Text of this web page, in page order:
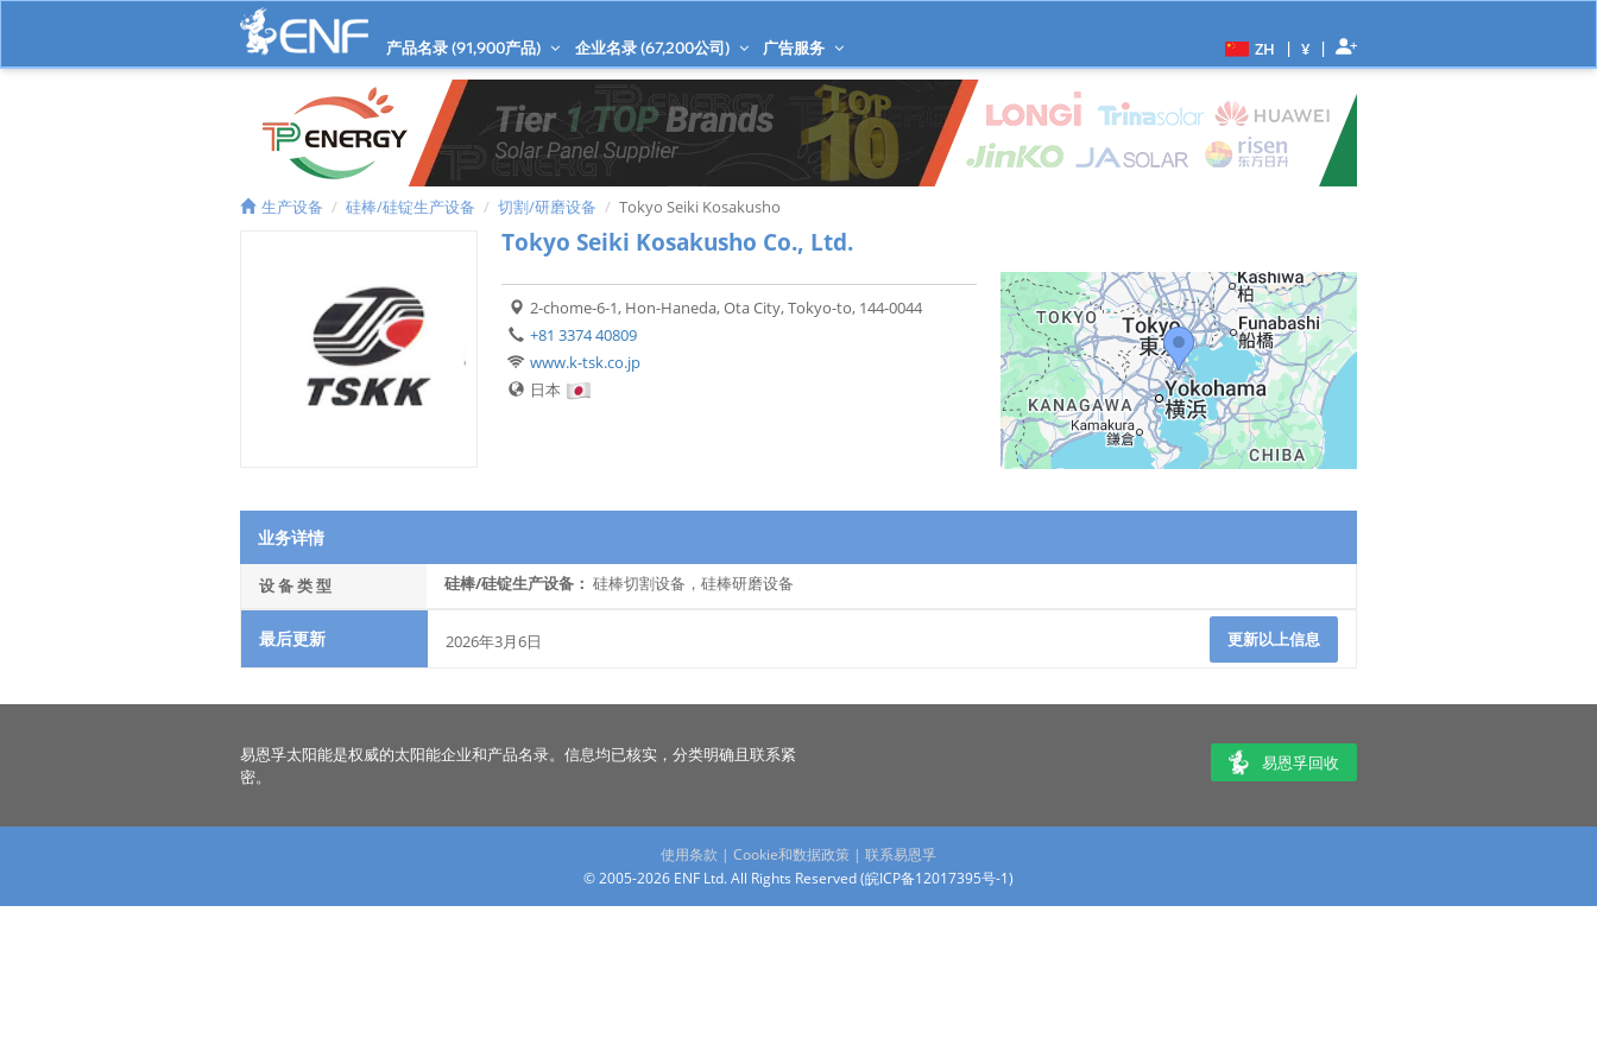
产品名录 (91,900产品) 企业名录 (67,200公司) 广告服务 ZH | ¥ |
生产设备 硅棒/硅锭生产设备 切割/研磨设备 Tokyo Seiki Kosakusho
Tokyo Seiki Kosakusho Co., Ltd.
2-chome-6-1, Hon-Haneda, Ota City, Tokyo-to, 144-0044
+81 3374 40809
www.k-tsk.co.jp
日本
业务详情
设 备 类 型 硅棒/硅锭生产设备： 硅棒切割设备，硅棒研磨设备
最后更新 2026年3月6日 更新以上信息
易恩孚太阳能是权威的太阳能企业和产品名录。信息均已核实，分类明确且联系紧
密。
易恩孚回收
使用条款 | Cookie和数据政策 | 联系易恩孚
© 2005-2026 ENF Ltd. All Rights Reserved (皖ICP备12017395号-1)